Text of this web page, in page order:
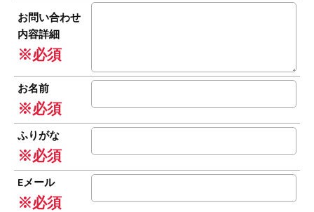
お問い合わせ
内容詳細
※必須
お名前
※必須
ふりがな
※必須
Eメール
※必須